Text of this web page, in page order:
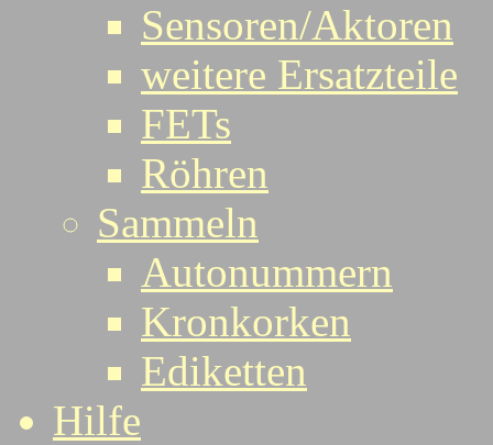
Sensoren/Aktoren
weitere Ersatzteile
FETs
Röhren
Sammeln
Autonummern
Kronkorken
Ediketten
Hilfe